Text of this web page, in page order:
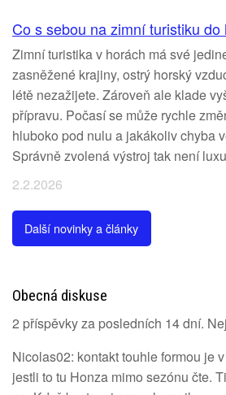
Co s sebou na zimní turistiku do
Zimní turistika v horách má své
zasněžené krajiny, ostrý horský
létě nezažijete. Zároveň ale klade
přípravu. Počasí se může rychle
hluboko pod nulu a jakákoliv chyba
Správně zvolená výstroj tak není
2.2.2026
Další novinky a články
Obecná diskuse
2 příspěvky za posledních 14 dní.
Nicolas02: kontakt touhle formou je
jestli to tu Honza mimo sezónu čte.